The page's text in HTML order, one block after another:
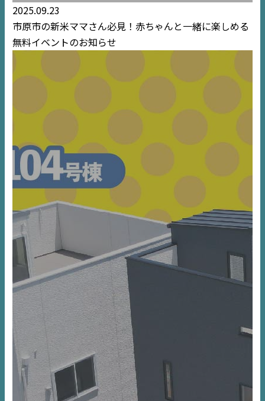
2025.09.23
市原市の新米ママさん必見！赤ちゃんと一緒に楽しめる
無料イベントのお知らせ